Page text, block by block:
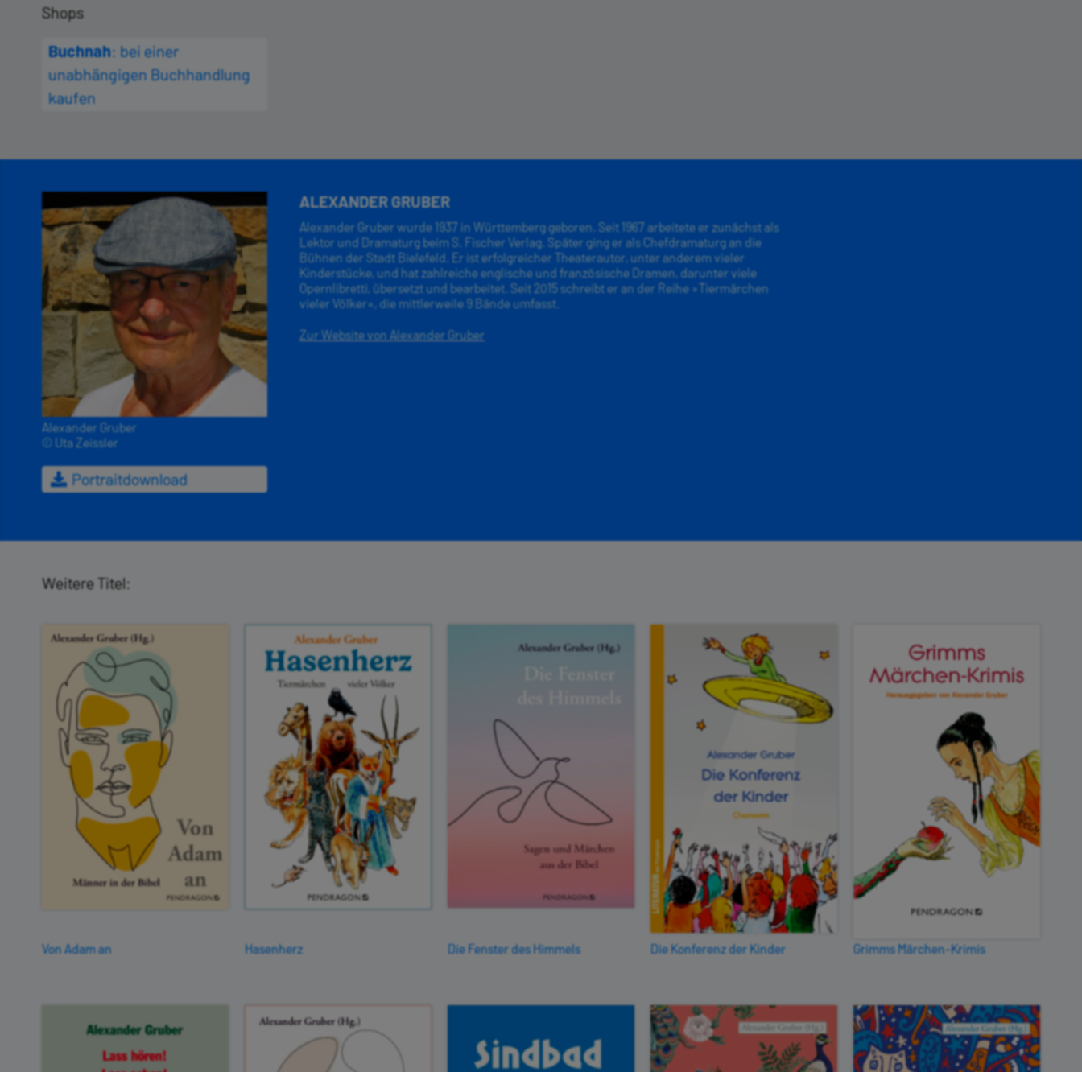
Shops
Buchnah: bei einer
unabhängigen Buchhandlung
kaufen
Alexander Gruber
© Uta Zeissler
Portraitdownload
ALEXANDER GRUBER
Alexander Gruber wurde 1937 in Württemberg geboren. Seit 1967 arbeitete er zunächst als
Lektor und Dramaturg beim S. Fischer Verlag. Später ging er als Chefdramaturg an die
Bühnen der Stadt Bielefeld. Er ist erfolgreicher Theaterautor, unter anderem vieler
Kinderstücke, und hat zahlreiche englische und französische Dramen, darunter viele
Opernlibretti, übersetzt und bearbeitet. Seit 2015 schreibt er an der Reihe »Tiermärchen
vieler Völker«, die mittlerweile 9 Bände umfasst.
Zur Website von Alexander Gruber
Weitere Titel:
Von Adam an Hasenherz Die Fenster des Himmels Die Konferenz der Kinder Grimms Märchen-Krimis